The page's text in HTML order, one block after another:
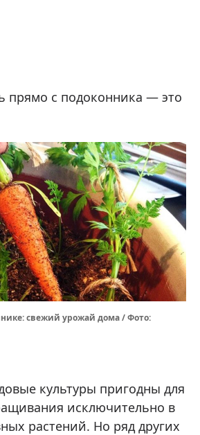
прямо с подоконника — это
свежий урожай дома / Фото:
культуры пригодны для
исключительно в
растений. Но ряд других